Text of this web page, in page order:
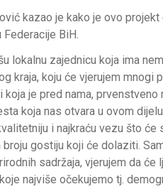
kazao je kako je ovo
Federacije BiH.
lokalnu zajednicu koja ima
kraja, koju će vjerujem mnogi
je pred nama, prvenstveno
koja nas otvara u ovom
i najkraću vezu što će
gostiju koji će dolaziti.
sadržaja, vjerujem da će
najviše očekujemo tj.